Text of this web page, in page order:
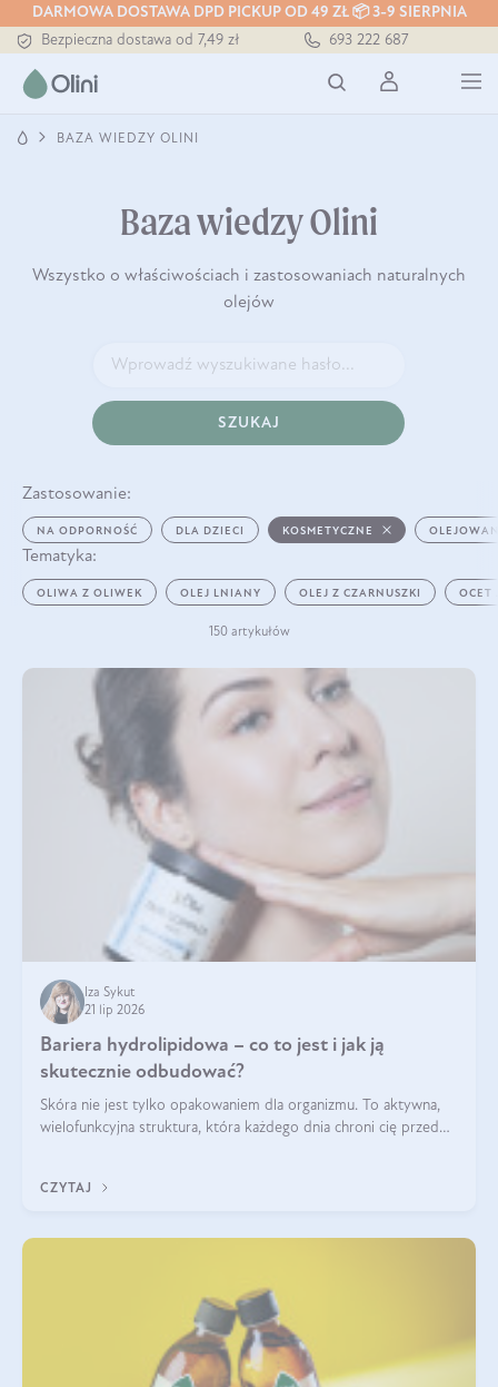
DARMOWA DOSTAWA DPD PICKUP OD 49 ZŁ 📦 3-9 SIERPNIA
Tłoczony zawsze na zimno
Bezpieczna dostawa od 7,49 zł
Tłoczony zawsze na zimno
693 222 687
BAZA WIEDZY OLINI
Baza wiedzy Olini
Wszystko o właściwościach i zastosowaniach naturalnych
olejów
SZUKAJ
Zastosowanie:
NA ODPORNOŚĆ DLA DZIECI KOSMETYCZNE
Tematyka:
OLIWA Z OLIWEK OLEJ LNIANY OLEJ Z CZARNUSZKI OCET
150 artykułów
Iza Sykut
21 lip 2026
Bariera hydrolipidowa – co to jest i jak ją
skutecznie odbudować?
Skóra nie jest tylko opakowaniem dla organizmu. To aktywna,
wielofunkcyjna struktura, która każdego dnia chroni cię przed
bariera hydrolipidowa.
CZYTAJ